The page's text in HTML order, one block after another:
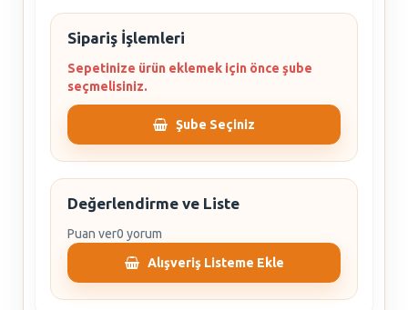
Sipariş İşlemleri
Sepetinize ürün eklemek için önce şube
seçmelisiniz.
Şube Seçiniz
Değerlendirme ve Liste
Puan ver0 yorum
Alışveriş Listeme Ekle